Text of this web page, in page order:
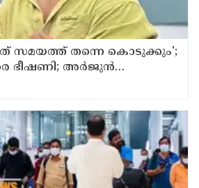
സമയത്ത് തന്നെ കൊടുക്കും';
ഭീഷണി; അർജുൻ
കേസെടുത്തു